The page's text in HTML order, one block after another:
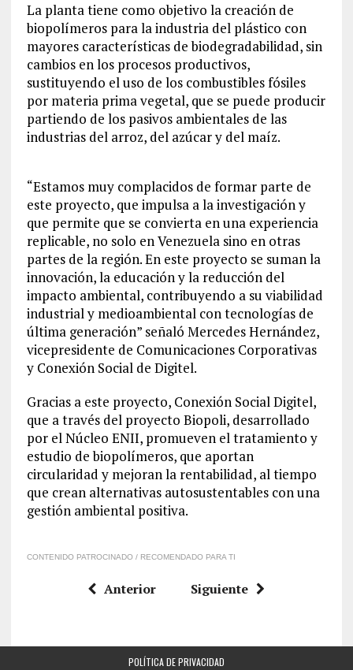
La planta tiene como objetivo la creación de
biopolímeros para la industria del plástico con
mayores características de biodegradabilidad, sin
cambios en los procesos productivos,
sustituyendo el uso de los combustibles fósiles
por materia prima vegetal, que se puede producir
partiendo de los pasivos ambientales de las
industrias del arroz, del azúcar y del maíz.
“Estamos muy complacidos de formar parte de
este proyecto, que impulsa a la investigación y
que permite que se convierta en una experiencia
replicable,no solo en Venezuela sino en otras
partes de la región.En este proyecto se suman la
innovación, la educación y la reducción del
impacto ambiental, contribuyendo a su viabilidad
industrial y medioambiental con tecnologías de
última generación” señaló Mercedes Hernández,
vicepresidente de Comunicaciones Corporativas
y Conexión Social de Digitel.
Gracias a este proyecto, Conexión Social Digitel,
que a través del proyecto Biopoli, desarrollado
por el Núcleo ENII, promueven eltratamiento y
estudio de biopolímeros, que aportan
circularidady mejoranla rentabilidad, al tiempo
que crean alternativas autosustentables con una
gestión ambiental positiva.
CONTENIDO PATROCINADO / RECOMENDADO PARA TI
Anterior Siguiente
POLÍTICA DE PRIVACIDAD